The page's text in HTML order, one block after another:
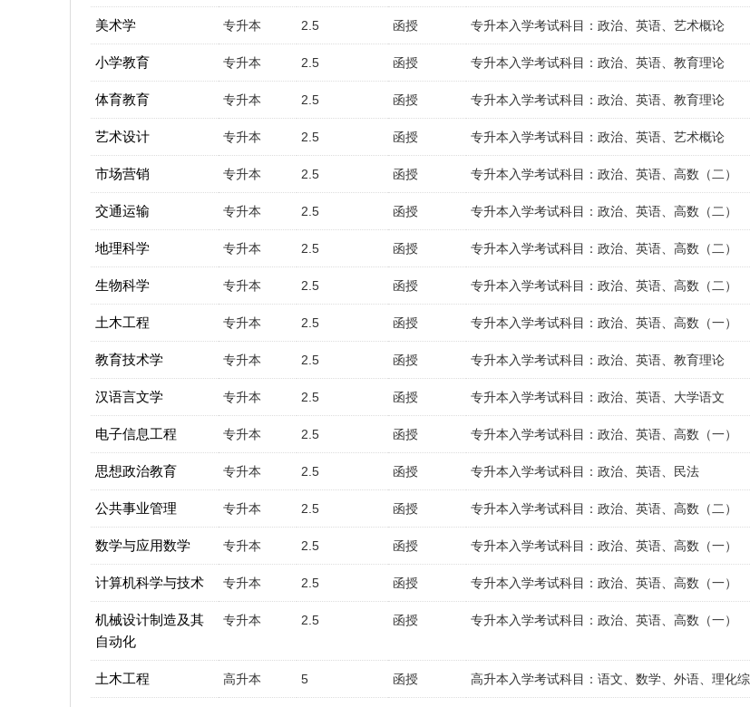
美术学 专升本 2.5 函授 专升本入学考试科目：政治、英语、艺术概论
小学教育 专升本 2.5 函授 专升本入学考试科目：政治、英语、教育理论
体育教育 专升本 2.5 函授 专升本入学考试科目：政治、英语、教育理论
艺术设计 专升本 2.5 函授 专升本入学考试科目：政治、英语、艺术概论
市场营销 专升本 2.5 函授 专升本入学考试科目：政治、英语、高数（二）
交通运输 专升本 2.5 函授 专升本入学考试科目：政治、英语、高数（二）
地理科学 专升本 2.5 函授 专升本入学考试科目：政治、英语、高数（二）
生物科学 专升本 2.5 函授 专升本入学考试科目：政治、英语、高数（二）
土木工程 专升本 2.5 函授 专升本入学考试科目：政治、英语、高数（一）
教育技术学 专升本 2.5 函授 专升本入学考试科目：政治、英语、教育理论
汉语言文学 专升本 2.5 函授 专升本入学考试科目：政治、英语、大学语文
电子信息工程 专升本 2.5 函授 专升本入学考试科目：政治、英语、高数（一）
思想政治教育 专升本 2.5 函授 专升本入学考试科目：政治、英语、民法
公共事业管理 专升本 2.5 函授 专升本入学考试科目：政治、英语、高数（二）
数学与应用数学 专升本 2.5 函授 专升本入学考试科目：政治、英语、高数（一）
计算机科学与技术 专升本 2.5 函授 专升本入学考试科目：政治、英语、高数（一）
机械设计制造及其
自动化
专升本 2.5 函授 专升本入学考试科目：政治、英语、高数（一）
土木工程 高升本 5 函授 高升本入学考试科目：语文、数学、外语、理化